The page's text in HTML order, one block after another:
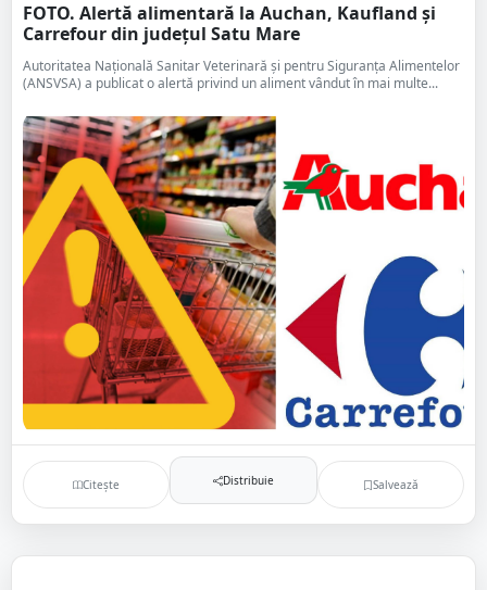
FOTO. Alertă alimentară la Auchan, Kaufland și
Carrefour din județul Satu Mare
Autoritatea Națională Sanitar Veterinară și pentru Siguranța Alimentelor
(ANSVSA) a publicat o alertă privind un aliment vândut în mai multe...
Citește Distribuie Salvează